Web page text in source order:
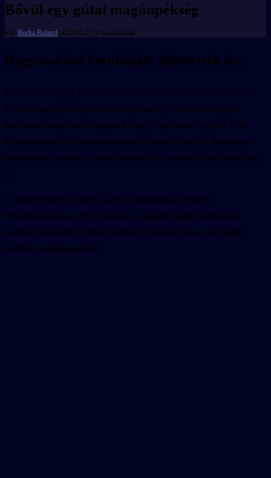
Bővül egy gútai magánpékség
írta: Borka Roland 2023.09.27. 0 hozzászólás
Nagyszabású beruházást jelentettek be.
Illusztris vendégek jelenlétében került sor szerda délelőtt Gútán a
Lebeco magánpékség udvarán egy üzemfejlesztés ünnepélyes
átadására. Megjelent a magyar külügy képviselete Szijjártó Péter
külgazdasági és külügyminiszterrel az élen, különféle államtitkár-
helyettesek, megyei és városi képviselők, valamint Gúta vezetősége
is.
A rendezvényen a Baross Gábor Tőkeprogram vezetője
felkonferálásában Lévai Leonard, a magánpékség tulajdonosa
röviden ismertette a vállalat múltját és jelenét, illetve szót ejtett a
jövőbeni kihívásaikról is.